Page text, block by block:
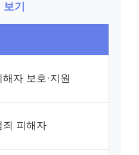
기
자 보호·지원
죄 피해자